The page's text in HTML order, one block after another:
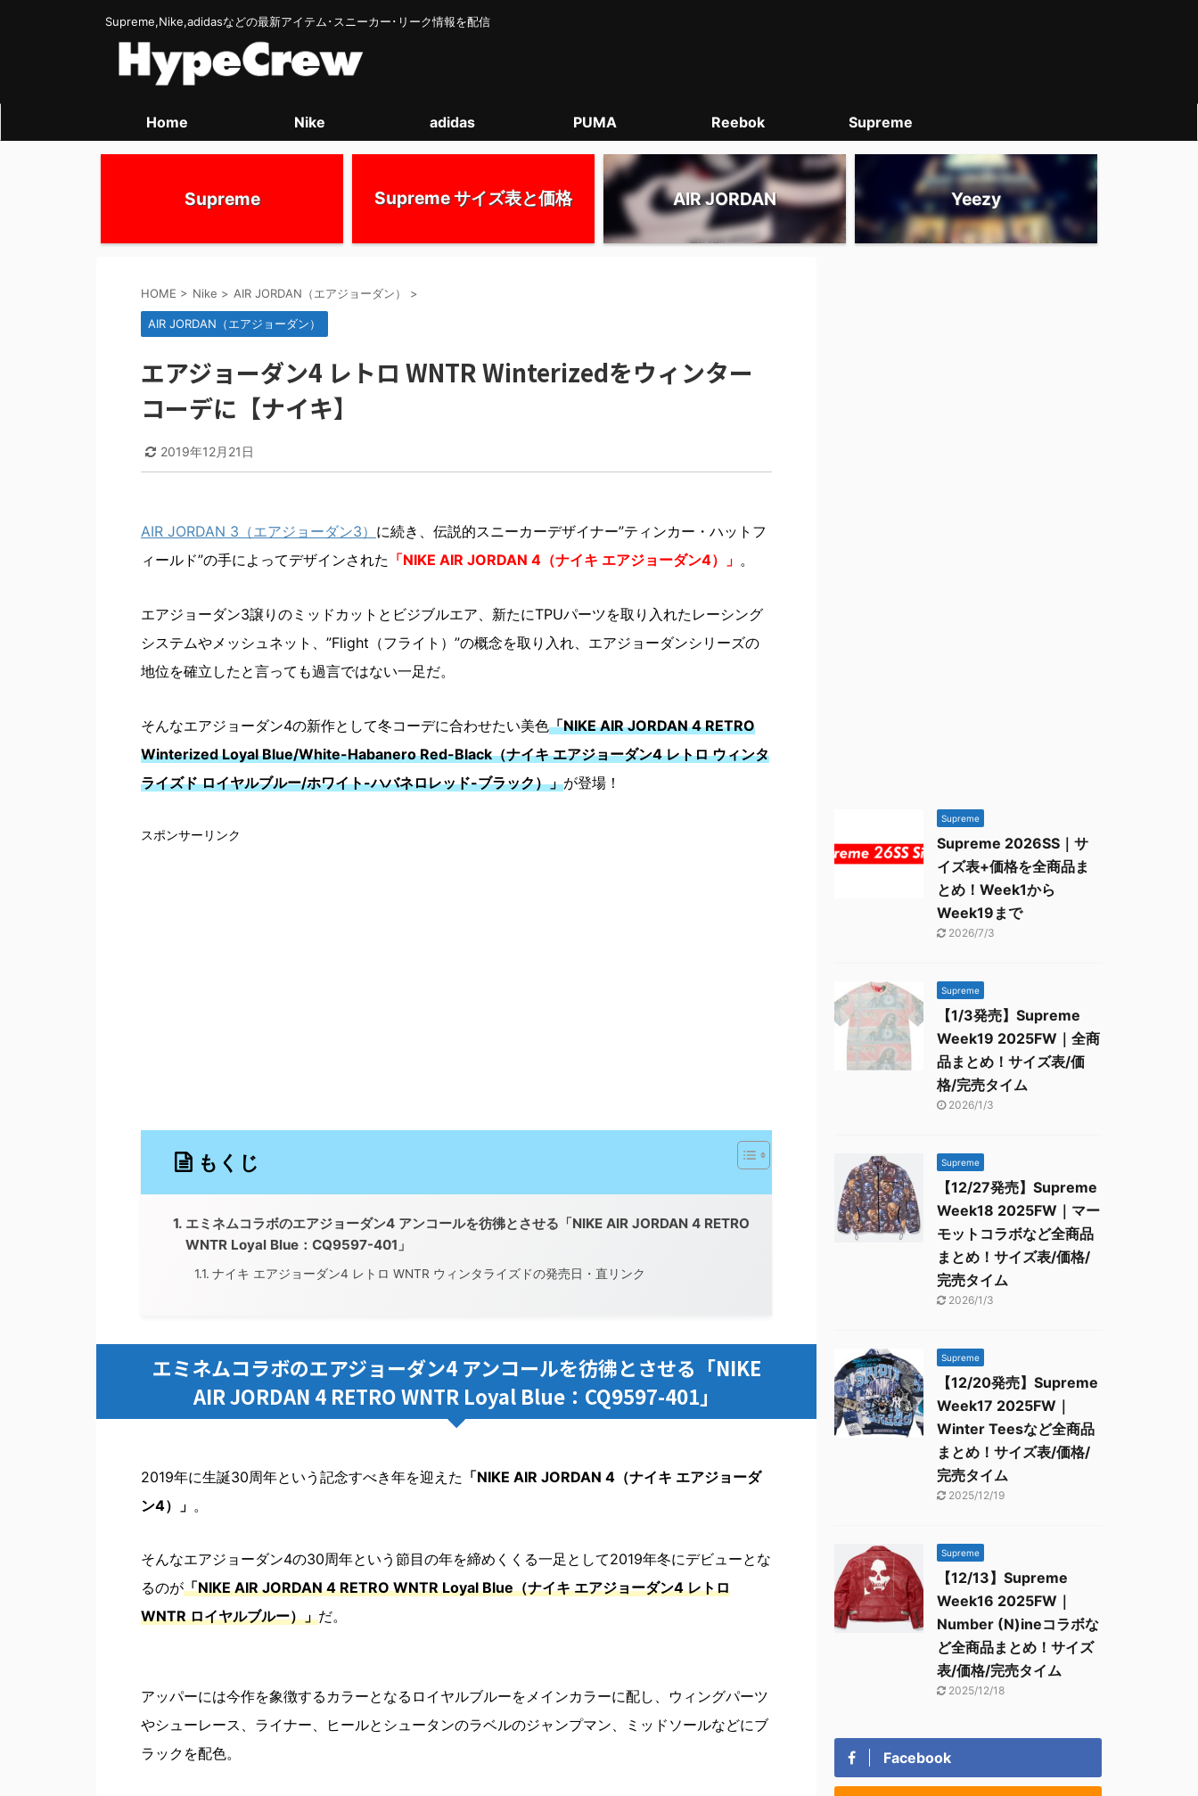
Supreme,Nike,adidasなどの最新アイテム･スニーカー･リーク情報を配信
Home Nike adidas PUMA Reebok Supreme
Supreme Supreme サイズ表と価格 AIR JORDAN Yeezy
HOME > Nike > AIR JORDAN（エアジョーダン） >
AIR JORDAN（エアジョーダン）
エアジョーダン4 レトロ WNTR Winterizedをウィンター
コーデに【ナイキ】
2019年12月21日
AIR JORDAN 3（エアジョーダン3） に続き、伝説的スニーカーデザイナー”ティンカー・ハットフ
ィールド”の手によってデザインされた 「NIKE AIR JORDAN 4（ナイキ エアジョーダン4）」 。
エアジョーダン3譲りのミッドカットとビジブルエア、新たにTPUパーツを取り入れたレーシング
システムやメッシュネット、”Flight（フライト）”の概念を取り入れ、エアジョーダンシリーズの
地位を確立したと言っても過言ではない一足だ。
そんなエアジョーダン4の新作として冬コーデに合わせたい美色「NIKE AIR JORDAN 4 RETRO
Winterized Loyal Blue/White-Habanero Red-Black（ナイキ エアジョーダン4 レトロ ウィンタ
ライズド ロイヤルブルー/ホワイト-ハバネロレッド-ブラック）」が登場！
スポンサーリンク
もくじ
エミネムコラボのエアジョーダン4 アンコールを彷彿とさせる「NIKE AIR JORDAN 4 RETRO
WNTR Loyal Blue：CQ9597-401」
ナイキ エアジョーダン4 レトロ WNTR ウィンタライズドの発売日・直リンク
エミネムコラボのエアジョーダン4 アンコールを彷彿とさせる「NIKE
AIR JORDAN 4 RETRO WNTR Loyal Blue：CQ9597-401」
2019年に生誕30周年という記念すべき年を迎えた 「NIKE AIR JORDAN 4（ナイキ エアジョーダ
ン4）」 。
そんなエアジョーダン4の30周年という節目の年を締めくくる一足として2019年冬にデビューとな
るのが「NIKE AIR JORDAN 4 RETRO WNTR Loyal Blue（ナイキ エアジョーダン4 レトロ
WNTR ロイヤルブルー）」だ。
アッパーには今作を象徴するカラーとなるロイヤルブルーをメインカラーに配し、ウィングパーツ
やシューレース、ライナー、ヒールとシュータンのラベルのジャンプマン、ミッドソールなどにブ
ラックを配色。
Supreme
Supreme 2026SS｜サ
イズ表+価格を全商品ま
とめ！Week1から
Week19まで
2026/7/3
Supreme
【1/3発売】Supreme
Week19 2025FW｜全商
品まとめ！サイズ表/価
格/完売タイム
2026/1/3
Supreme
【12/27発売】Supreme
Week18 2025FW｜マー
モットコラボなど全商品
まとめ！サイズ表/価格/
完売タイム
2026/1/3
Supreme
【12/20発売】Supreme
Week17 2025FW｜
Winter Teesなど全商品
まとめ！サイズ表/価格/
完売タイム
2025/12/19
Supreme
【12/13】Supreme
Week16 2025FW｜
Number (N)ineコラボな
ど全商品まとめ！サイズ
表/価格/完売タイム
2025/12/18
Facebook